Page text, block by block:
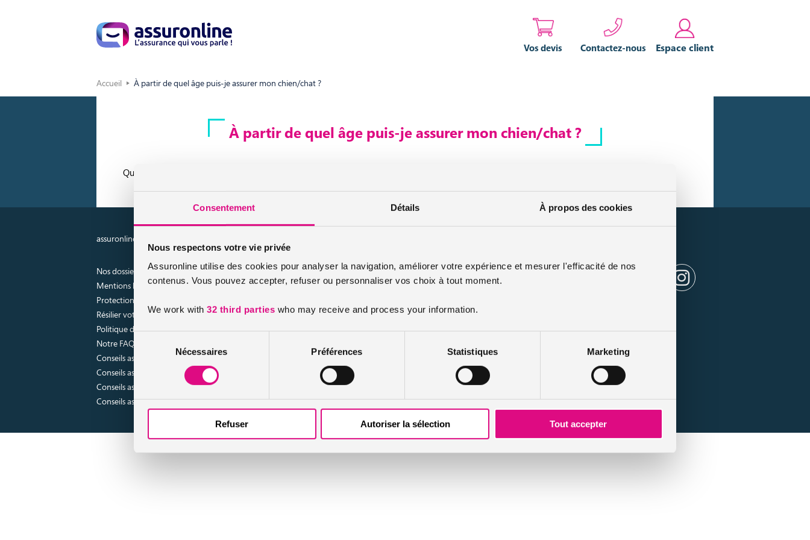
Consentement Détails À propos des cookies
Nous respectons votre vie privée
Assuronline utilise des cookies pour analyser la navigation, améliorer votre expérience et mesurer l'efficacité de nos
contenus. Vous pouvez accepter, refuser ou personnaliser vos choix à tout moment.
We work with 32 third parties who may receive and process your information.
consentement
Nécessaires Préférences Statistiques Marketing
Refuser Autoriser la sélection Tout accepter
Vos devis Contactez-nous Espace client
Accueil À partir de quel âge puis-je assurer mon chien/chat ?
À partir de quel âge puis-je assurer mon chien/chat ?
Que ce soit pour un chien ou pour un chat, vous pouvez l’assurer
assuronline.com est édité par AssurOne Group, courtier grossiste sur internet spécialisé en IARD et en assurances de personnes
Nos dossiers
Mentions légales
Protection des données
Résilier votre contrat
Politique d’utilisation des cookies
Notre FAQ assurance
Conseils assurance auto malussés
Conseils assurance voiture sans permis
Conseils assurance auto tous risques
Conseils assurance auto pour résiliés
Infos et conseils assurance auto
Infos et conseils assurance moto
Infos et conseils assurance personnes / animaux
Nos actualités